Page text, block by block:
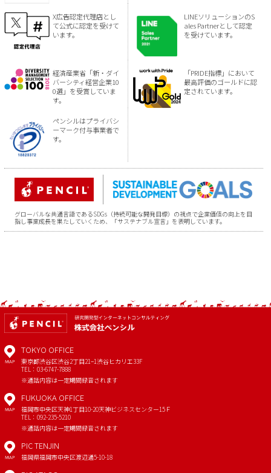
X広告認定代理店とし
て公式に認定を受けて
います。
LINEソリューションのS
ales Partnerとして認定
を受けています。
経済産業省「新・ダイ
バーシティ経営企業10
0選」を受賞していま
す。
「PRIDE指標」において
最高評価のゴールドに認
定されています。
ペンシルはプライバシ
ーマーク付与事業者で
す。
グローバルな共通言語であるSDGs（持続可能な開発目標）の視点で企業価値の向上を目
指し事業成長を果たしていくため、「サステナブル宣言」を表明しています。
MAP
TOKYO OFFICE
東京都渋谷区渋谷2丁目21−1渋谷ヒカリエ33F
TEL：03-6747-7888
※通話内容は一定期間録音されます
MAP
FUKUOKA OFFICE
福岡市中央区天神1丁目10-20天神ビジネスセンター15Ｆ
TEL：092-235-5210
※通話内容は一定期間録音されます
MAP
PIC TENJIN
福岡県福岡市中央区渡辺通5-10-18